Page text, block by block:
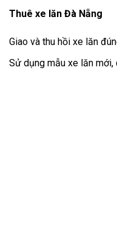
Thuê xe lăn Đà Nẵng
Giao và thu hồi xe lăn
Sử dụng mẫu xe lăn